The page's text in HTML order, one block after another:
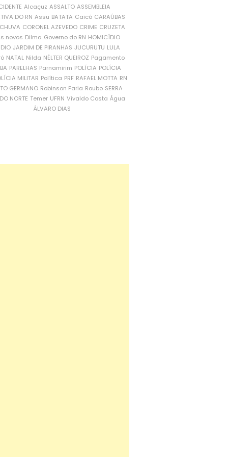
Alcaçuz ASSALTO ASSEMBLEIA
DO RN Assu BATATA Caicó CARAÚBAS
CORONEL AZEVEDO CRIME CRUZETA
novos Dilma Governo do RN HOMICÍDIO
JARDIM DE PIRANHAS JUCURUTU LULA
NATAL Nilda NÉLTER QUEIROZ Pagamento
PARELHAS Parnamirim POLÍCIA POLÍCIA
MILITAR Política PRF RAFAEL MOTTA RN
GERMANO Robinson Faria Roubo SERRA
NORTE Temer UFRN Vivaldo Costa Água
ÁLVARO DIAS